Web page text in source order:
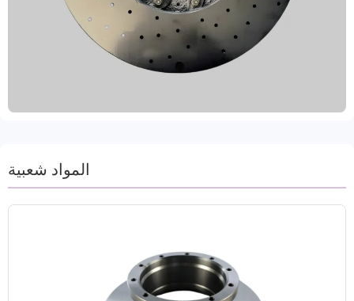
ظل الأحمال الثقيلة. خضعت هذه الأقراص لتدقيق VCA
وثقوب تحديد المواقع الدقيقة، ومعالجات متعددة مضادة
طرازات المركبات. تتوفر ملصقات علامات تجارية
مخصصة وحلول تغليف لتلبية متطلبات الشراء المتنوعة
المواد شعبية